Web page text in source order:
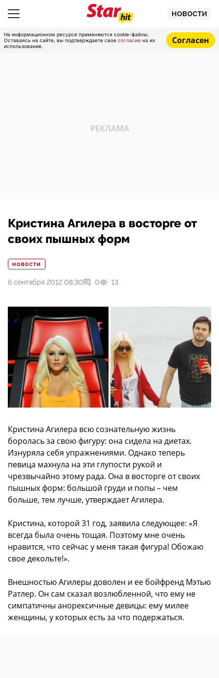
НОВОСТИ
На информационном ресурсе применяются cookie-файлы.
Оставаясь на сайте, вы подтверждаете свое согласие на их
использование.
Согласен
Кристина Агилера в восторге от
своих пышных форм
НОВОСТИ
6 сентября 2012 08:30 0 13
Кристина Агилера всю сознательную жизнь
боролась за свою фигуру: она сидела на диетах.
Изнуряла себя упражнениями. Однако теперь
певица махнула на эти глупости рукой и
чрезвычайно этому рада. Она в восторге от своих
пышных форм: большой груди и попы – чем
больше, тем лучше, утверждает Агилера.
Кристина, которой 31 год, заявила следующее: «Я
всегда была очень тощая. Поэтому мне очень
нравится, что сейчас у меня такая фигура! Обожаю
свое декольте!».
Внешностью Агилеры доволен и ее бойфренд Мэтью
Ратлер. Он сам сказал возлюбленной, что ему не
симпатичны анорексичные девицы: ему милее
женщины, у которых есть за что подержаться.